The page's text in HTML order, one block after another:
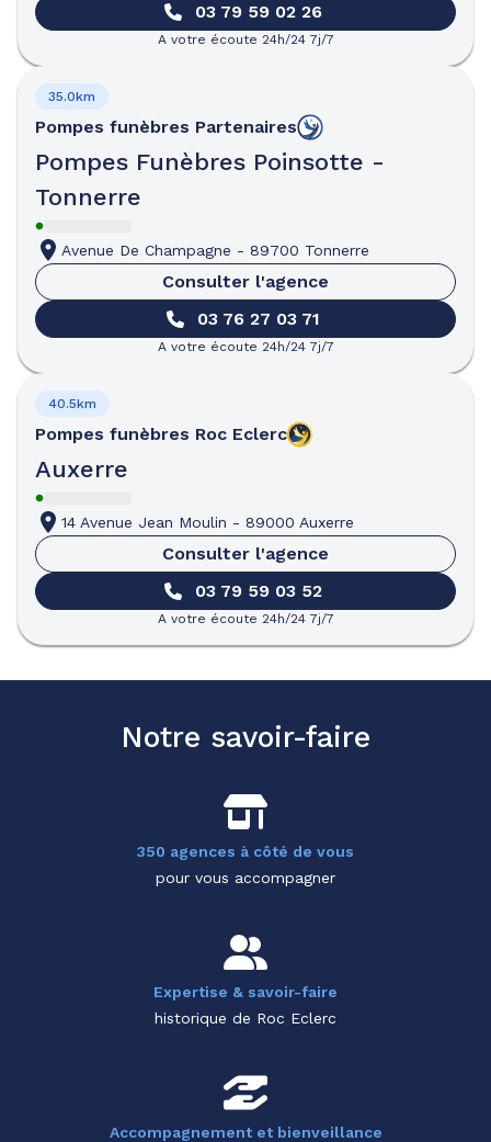
03 79 59 02 26
A votre écoute 24h/24 7j/7
Pompes funèbres Partenaires
Pompes Funèbres Poinsotte -
Tonnerre
35.0km
Avenue De Champagne - 89700 Tonnerre
Consulter l'agence
03 76 27 03 71
A votre écoute 24h/24 7j/7
Pompes funèbres Roc Eclerc
Auxerre
40.5km
14 Avenue Jean Moulin - 89000 Auxerre
Consulter l'agence
03 79 59 03 52
A votre écoute 24h/24 7j/7
Notre savoir-faire
350 agences à côté de vous
pour vous accompagner
Expertise & savoir-faire
historique de Roc Eclerc
Accompagnement et bienveillance